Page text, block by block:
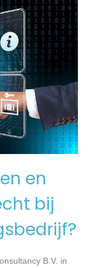
en
bij
B.V. in